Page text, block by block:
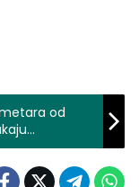
od
na